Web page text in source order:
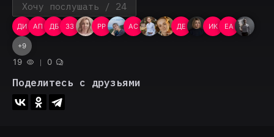
Хочу послушать / 24
ДИ АП ДБ ЗЗ PP АС ДЕ ИК EA
+9
19 0
Поделитесь с друзьями